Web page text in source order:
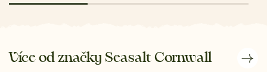
Více od značky Seasalt Cornwall